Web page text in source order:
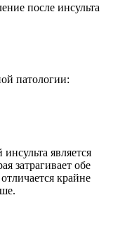
после инсульта
патологии:
является
затрагивает обе
крайне